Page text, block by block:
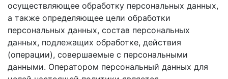
осуществляющее обработку персональных данных,
а также определяющее цели обработки
персональных данных, состав персональных
данных, подлежащих обработке, действия
(операции), совершаемые с персональными
данными. Оператором персональный данных для